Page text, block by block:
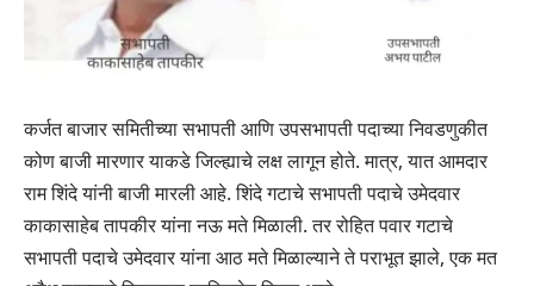
कर्जत बाजार समितीच्या सभापती आणि उपसभापती पदाच्या निवडणुकीत
कोण बाजी मारणार याकडे जिल्ह्याचे लक्ष लागून होते. मात्र, यात आमदार
राम शिंदे यांनी बाजी मारली आहे. शिंदे गटाचे सभापती पदाचे उमेदवार
काकासाहेब तापकीर यांना नऊ मते मिळाली. तर रोहित पवार गटाचे
सभापती पदाचे उमेदवार यांना आठ मते मिळाल्याने ते पराभूत झाले, एक मत